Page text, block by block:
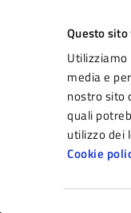
Questo
media e
nostro sito
quali
utilizzo dei
Cookie
Comune
il portale di servizi e
Novità